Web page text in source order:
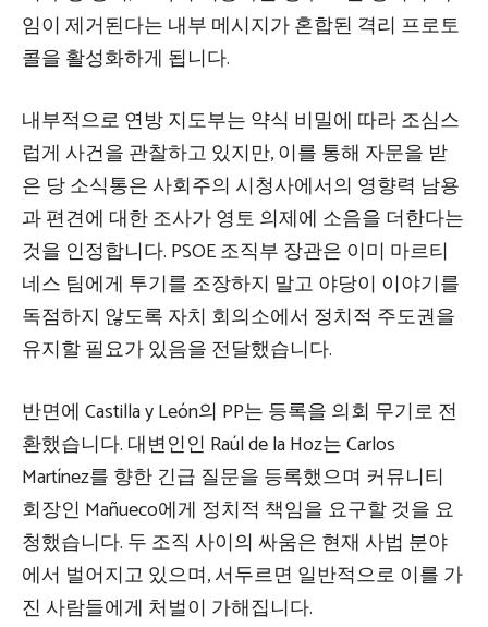
임이 제거된다는 내부 메시지가 혼합된 격리 프로토
콜을 활성화하게 됩니다.
내부적으로 연방 지도부는 약식 비밀에 따라 조심스
럽게 사건을 관찰하고 있지만, 이를 통해 자문을 받
은 당 소식통은 사회주의 시청사에서의 영향력 남용
과 편견에 대한 조사가 영토 의제에 소음을 더한다는
것을 인정합니다. PSOE 조직부 장관은 이미 마르티
네스 팀에게 투기를 조장하지 말고 야당이 이야기를
독점하지 않도록 자치 회의소에서 정치적 주도권을
유지할 필요가 있음을 전달했습니다.
반면에 Castilla y León의 PP는 등록을 의회 무기로 전
환했습니다. 대변인인 Raúl de la Hoz는 Carlos
Martínez를 향한 긴급 질문을 등록했으며 커뮤니티
회장인 Mañueco에게 정치적 책임을 요구할 것을 요
청했습니다. 두 조직 사이의 싸움은 현재 사법 분야
에서 벌어지고 있으며, 서두르면 일반적으로 이를 가
진 사람들에게 처벌이 가해집니다.